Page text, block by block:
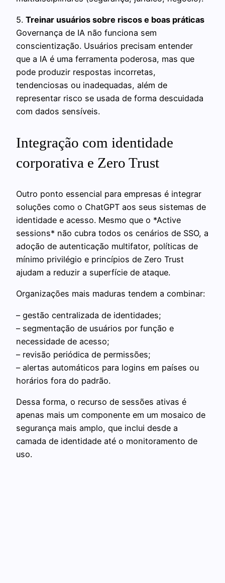
5. Treinar usuários sobre riscos e boas práticas
Governança de IA não funciona sem
conscientização. Usuários precisam entender
que a IA é uma ferramenta poderosa, mas que
pode produzir respostas incorretas,
tendenciosas ou inadequadas, além de
representar risco se usada de forma descuidada
com dados sensíveis.
Integração com identidade
corporativa e Zero Trust
Outro ponto essencial para empresas é integrar
soluções como o ChatGPT aos seus sistemas de
identidade e acesso. Mesmo que o *Active
sessions* não cubra todos os cenários de SSO, a
adoção de autenticação multifator, políticas de
mínimo privilégio e princípios de Zero Trust
ajudam a reduzir a superfície de ataque.
Organizações mais maduras tendem a combinar:
– gestão centralizada de identidades;
– segmentação de usuários por função e
necessidade de acesso;
– revisão periódica de permissões;
– alertas automáticos para logins em países ou
horários fora do padrão.
Dessa forma, o recurso de sessões ativas é
apenas mais um componente em um mosaico de
segurança mais amplo, que inclui desde a
camada de identidade até o monitoramento de
uso.